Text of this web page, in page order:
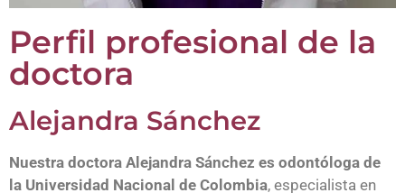
Perfil profesional de la
doctora
Alejandra Sánchez
Nuestra doctora Alejandra Sánchez es odontóloga de
la Universidad Nacional de Colombia, especialista en